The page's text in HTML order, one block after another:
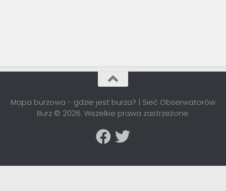
Mapa burzowa - gdzie jest burza? | Sieć Obserwatorów
Burz © 2026. Wszelkie prawa zastrzeżone.